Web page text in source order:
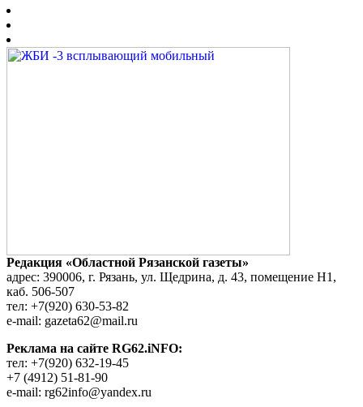
Редакция «Областной Рязанской газеты»
адрес: 390006, г. Рязань, ул. Щедрина, д. 43, помещение Н1,
каб. 506-507
тел: +7(920) 630-53-82
e-mail: gazeta62@mail.ru
Реклама на сайте RG62.iNFO:
тел: +7(920) 632-19-45
+7 (4912) 51-81-90
e-mail: rg62info@yandex.ru